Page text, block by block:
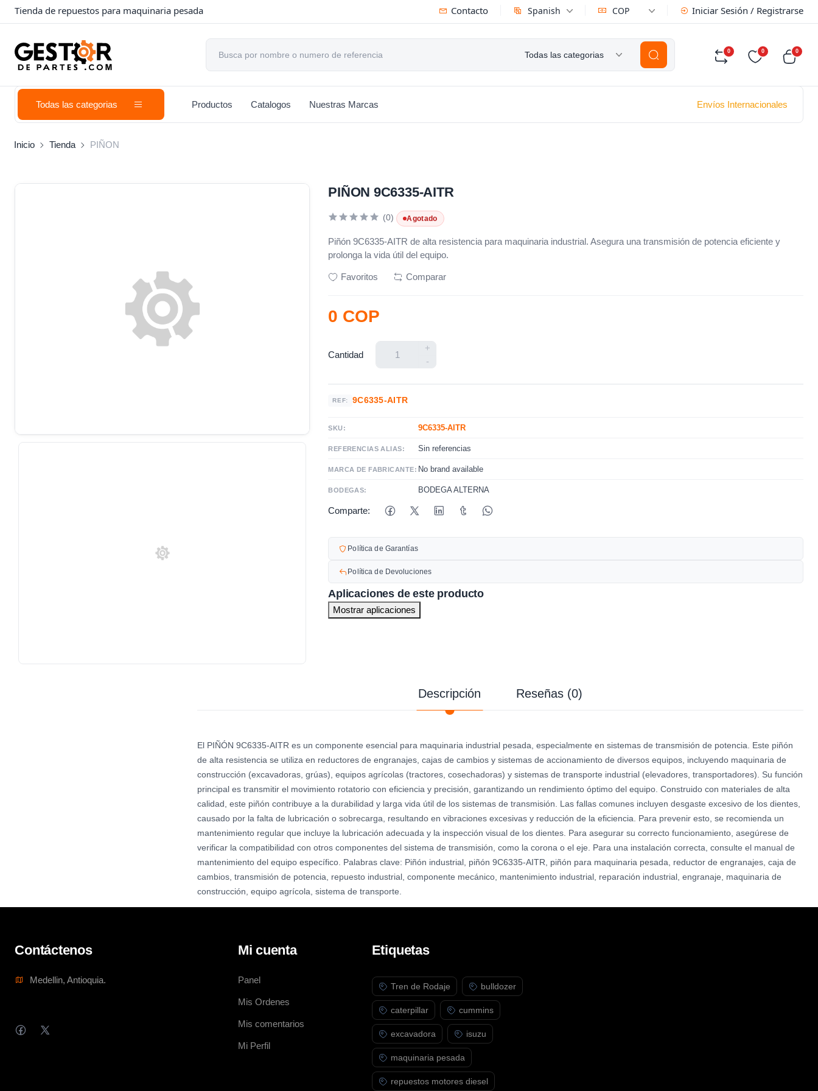
Tienda de repuestos para maquinaria pesada Contacto Spanish COP Iniciar Sesión / Registrarse
Todas las categorias 0 0 0
Todas las categorias Productos Catalogos Nuestras Marcas Envíos Internacionales
Inicio Tienda PIÑON
PIÑON 9C6335-AITR
(0) Agotado
Piñón 9C6335-AITR de alta resistencia para maquinaria industrial. Asegura una transmisión de potencia eficiente y
prolonga la vida útil del equipo.
Favoritos Comparar
0 COP
Cantidad
+
-
REF: 9C6335-AITR
SKU: 9C6335-AITR
REFERENCIAS ALIAS: Sin referencias
MARCA DE FABRICANTE: No brand available
BODEGAS: BODEGA ALTERNA
Comparte:
Política de Garantías
Política de Devoluciones
Aplicaciones de este producto
Mostrar aplicaciones
Descripción Reseñas (0)
El PIÑÓN 9C6335-AITR es un componente esencial para maquinaria industrial pesada, especialmente en sistemas de transmisión de potencia. Este piñón
de alta resistencia se utiliza en reductores de engranajes, cajas de cambios y sistemas de accionamiento de diversos equipos, incluyendo maquinaria de
construcción (excavadoras, grúas), equipos agrícolas (tractores, cosechadoras) y sistemas de transporte industrial (elevadores, transportadores). Su función
principal es transmitir el movimiento rotatorio con eficiencia y precisión, garantizando un rendimiento óptimo del equipo. Construido con materiales de alta
calidad, este piñón contribuye a la durabilidad y larga vida útil de los sistemas de transmisión. Las fallas comunes incluyen desgaste excesivo de los dientes,
causado por la falta de lubricación o sobrecarga, resultando en vibraciones excesivas y reducción de la eficiencia. Para prevenir esto, se recomienda un
mantenimiento regular que incluye la lubricación adecuada y la inspección visual de los dientes. Para asegurar su correcto funcionamiento, asegúrese de
verificar la compatibilidad con otros componentes del sistema de transmisión, como la corona o el eje. Para una instalación correcta, consulte el manual de
mantenimiento del equipo específico. Palabras clave: Piñón industrial, piñón 9C6335-AITR, piñón para maquinaria pesada, reductor de engranajes, caja de
cambios, transmisión de potencia, repuesto industrial, componente mecánico, mantenimiento industrial, reparación industrial, engranaje, maquinaria de
construcción, equipo agrícola, sistema de transporte.
Contáctenos
Medellin, Antioquia.
Mi cuenta
Panel
Mis Ordenes
Mis comentarios
Mi Perfil
Etiquetas
Tren de Rodaje bulldozer
caterpillar cummins
excavadora isuzu
maquinaria pesada
repuestos motores diesel